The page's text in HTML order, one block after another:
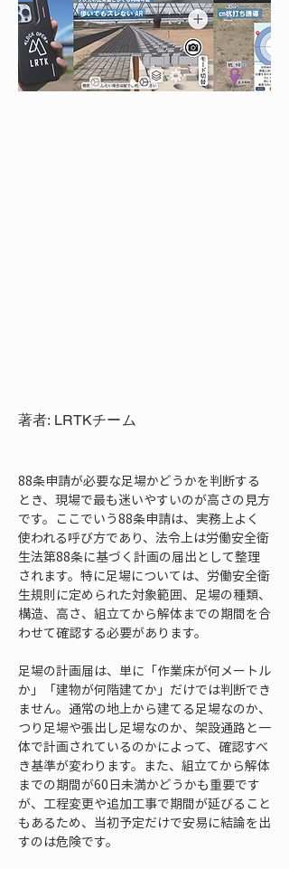
著者: LRTKチーム
88条申請が必要な足場かどうかを判断する
とき、現場で最も迷いやすいのが高さの見方
です。ここでいう88条申請は、実務上よく
使われる呼び方であり、法令上は労働安全衛
生法第88条に基づく計画の届出として整理
されます。特に足場については、労働安全衛
生規則に定められた対象範囲、足場の種類、
構造、高さ、組立てから解体までの期間を合
わせて確認する必要があります。
足場の計画届は、単に「作業床が何メートル
か」「建物が何階建てか」だけでは判断でき
ません。通常の地上から建てる足場なのか、
つり足場や張出し足場なのか、架設通路と一
体で計画されているのかによって、確認すべ
き基準が変わります。また、組立てから解体
までの期間が60日未満かどうかも重要です
が、工程変更や追加工事で期間が延びること
もあるため、当初予定だけで安易に結論を出
すのは危険です。